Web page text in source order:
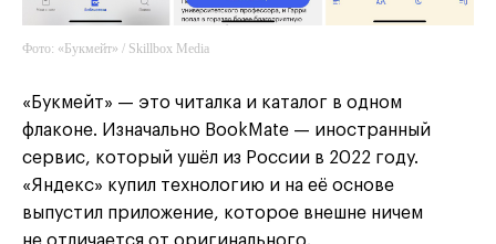
Фото: «Букмейт» / Skillbox Media
«Букмейт» — это читалка и каталог в одном
флаконе. Изначально BookMate — иностранный
сервис, который ушёл из России в 2022 году.
«Яндекс» купил технологию и на её основе
выпустил приложение, которое внешне ничем
не отличается от оригинального.